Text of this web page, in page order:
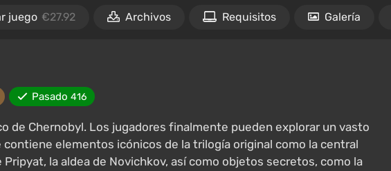
juego €27.92 Archivos Requisitos Galería
Pasado 416
de Chernobyl. Los jugadores finalmente pueden explorar un vasto
elementos icónicos de la trilogía original como la central
Pripyat, la aldea de Novichkov, así como objetos secretos, como la